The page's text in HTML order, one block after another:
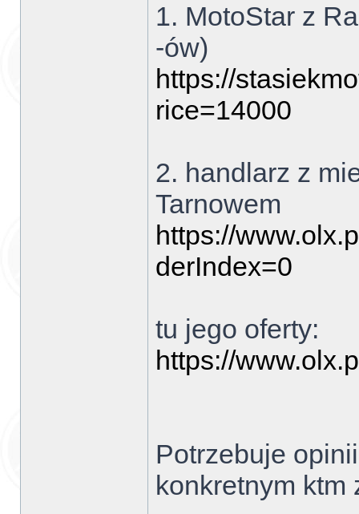
1. MotoStar z
-ów)
https://
rice=14000
2. handlarz z
Tarnowem
https://
derIndex=0
tu jego oferty:
https://
Potrzebuje
konkretnym ktm